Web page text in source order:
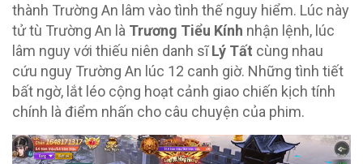
thành Trường An lâm vào tình thế nguy hiểm. Lúc này
tử tù Trường An là Trương Tiểu Kính nhận lệnh, lúc
lâm nguy với thiếu niên danh sĩLý Tất cùng nhau
cứu nguy Trường An lúc 12 canh giờ. Những tình tiết
bất ngờ, lắt léo cộng hoạt cảnh giao chiến kịch tính
chính là điểm nhấn cho câu chuyện của phim.